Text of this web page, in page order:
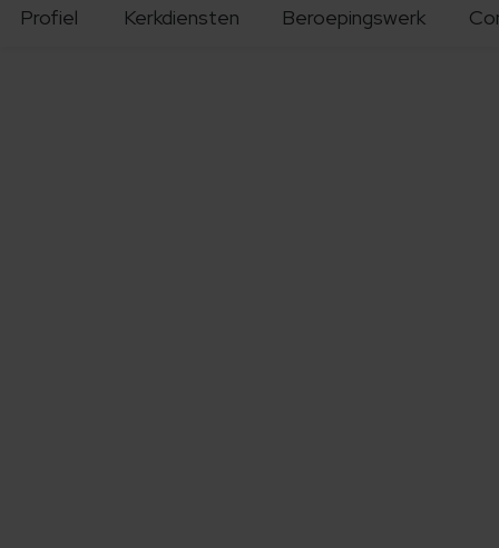
Profiel Kerkdiensten Beroepingswerk